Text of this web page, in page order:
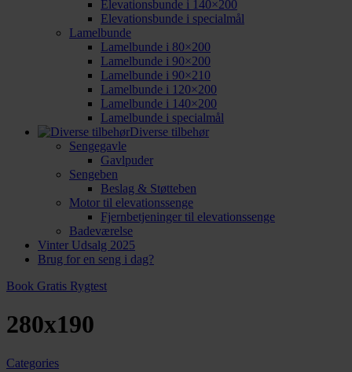
Elevationsbunde i 140×200
Elevationsbunde i specialmål
Lamelbunde
Lamelbunde i 80×200
Lamelbunde i 90×200
Lamelbunde i 90×210
Lamelbunde i 120×200
Lamelbunde i 140×200
Lamelbunde i specialmål
Diverse tilbehør
Sengegavle
Gavlpuder
Sengeben
Beslag & Støtteben
Motor til elevationssenge
Fjernbetjeninger til elevationssenge
Badeværelse
Vinter Udsalg 2025
Brug for en seng i dag?
Book Gratis Rygtest
280x190
Categories